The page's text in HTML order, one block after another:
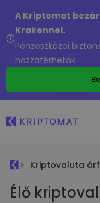
A Kriptomat
Krakennel.
Pénzeszközei
hozzáférhetők.
Kriptovaluta
Élő